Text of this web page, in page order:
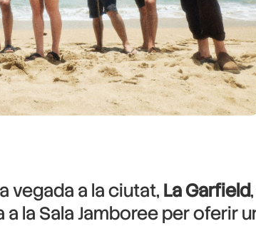
vegada a la ciutat, La Garfield
la Sala Jamboree per oferir